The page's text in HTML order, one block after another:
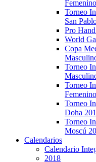
Torneo
San
Pro
World
Copa
Torneo
Torneo
Torneo
Doha
Torneo
Moscú
Calendarios
Calendario
2018